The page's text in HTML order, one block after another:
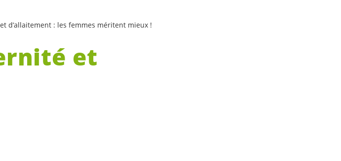
d’allaitement : les femmes méritent mieux !
et